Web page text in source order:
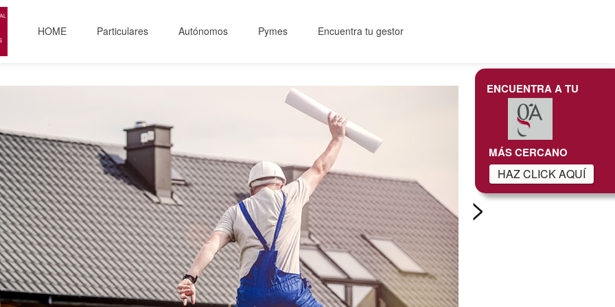
HOME Particulares Autónomos Pymes Encuentra tu gestor
>
ENCUENTRA A TU
MÁS CERCANO
HAZ CLICK AQUÍ